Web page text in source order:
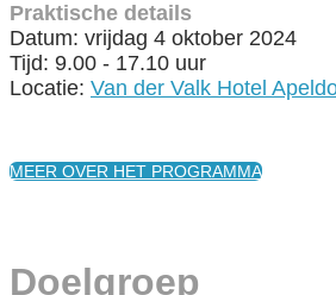
Praktische details
Datum: vrijdag 4 oktober 2024
Tijd: 9.00 - 17.10 uur
Locatie: Van der Valk Hotel
MEER OVER HET PROGRAMMA
Doelgroep